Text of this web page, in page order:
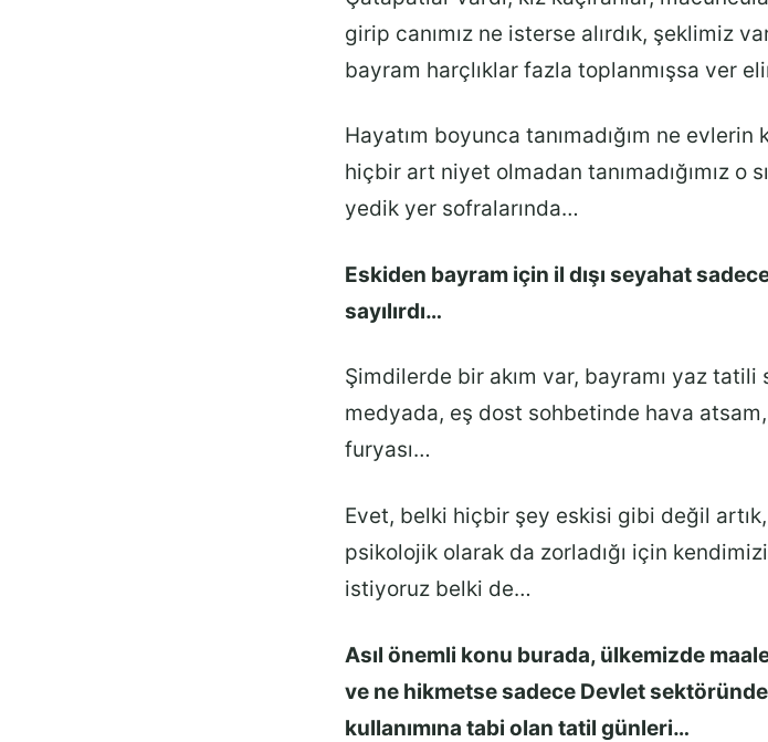
girip canımız ne isterse alırdık, şeklimiz
bayram harçlıklar fazla toplanmışsa ver
Hayatım boyunca tanımadığım ne evlerin
hiçbir art niyet olmadan tanımadığımız o
yedik yer sofralarında…
Eskiden bayram için il dışı seyahat
sayılırdı…
Şimdilerde bir akım var, bayramı yaz tatili
medyada, eş dost sohbetinde hava
furyası…
Evet, belki hiçbir şey eskisi gibi değil
psikolojik olarak da zorladığı için
istiyoruz belki de…
Asıl önemli konu burada, ülkemizde
ve ne hikmetse sadece Devlet
kullanımına tabi olan tatil günleri…